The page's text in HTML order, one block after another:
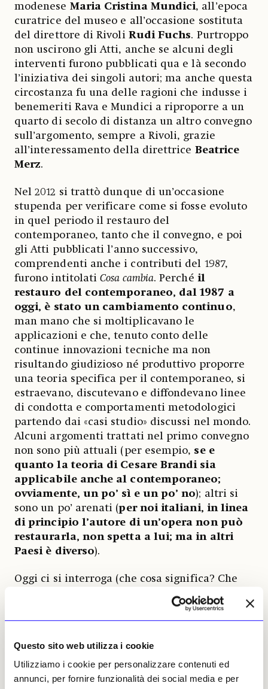
Questo sito web utilizza i cookie
Utilizziamo i cookie per personalizzare contenuti ed
annunci, per fornire funzionalità dei social media e per
modenese Maria Cristina Mundici, all’epoca
curatrice del museo e all’occasione sostituta
del direttore di Rivoli Rudi Fuchs. Purtroppo
non uscirono gli Atti, anche se alcuni degli
interventi furono pubblicati qua e là secondo
l’iniziativa dei singoli autori; ma anche questa
circostanza fu una delle ragioni che indusse i
benemeriti Rava e Mundici a riproporre a un
quarto di secolo di distanza un altro convegno
sull’argomento, sempre a Rivoli, grazie
all’interessamento della direttrice Beatrice
Merz.
Nel 2012 si trattò dunque di un’occasione
stupenda per verificare come si fosse evoluto
in quel periodo il restauro del
contemporaneo, tanto che il convegno, e poi
gli Atti pubblicati l’anno successivo,
comprendenti anche i contributi del 1987,
furono intitolatiCosa cambia. Perché il
restauro del contemporaneo, dal 1987 a
oggi, è stato un cambiamento continuo,
man mano che si moltiplicavano le
applicazioni e che, tenuto conto delle
continue innovazioni tecniche ma non
risultando giudizioso né produttivo proporre
una teoria specifica per il contemporaneo, si
estraevano, discutevano e diffondevano linee
di condotta e comportamenti metodologici
partendo dai «casi studio» discussi nel mondo.
Alcuni argomenti trattati nel primo convegno
non sono più attuali (per esempio, se e
quanto la teoria di Cesare Brandi sia
applicabile anche al contemporaneo;
ovviamente, un po’ sì e un po’ no); altri si
sono un po’ arenati (per noi italiani, in linea
di principio l’autore di un’opera non può
restaurarla, non spetta a lui; ma in altri
Paesi è diverso).
Oggi ci si interroga (che cosa significa? Che
restauro dell’Arte
, della Video arte, sul valore dei
«reenactment». E, in particolare, è venuta
dell’intenzione dell’artista
accertare, in base a documentazioni o
addirittura a testimonianze rilasciate